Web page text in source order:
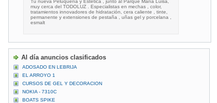
Tu nueva Peluquería y Estética , junto al Parque María Luisa,
muy cerca del TODOLUZ . Especialistas en mechas , color,
tratamientos innovadores de hidratación, cera caliente , tinte,
permanente y extensiones de pestaña , uñas gel y porcelana ,
esmalt
Al día anuncios clasificados
ADOSADO EN LEBRIJA
EL ARROYO 1
CURSOS DE GEL Y DECORACION
NOKIA - 7310C
BOATS SPIKE